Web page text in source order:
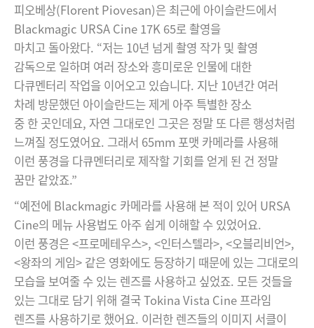
피오베상(Florent Piovesan)은 최근에 아이슬란드에서
Blackmagic URSA Cine 17K 65로 촬영을
마치고 돌아왔다. “저는 10년 넘게 촬영 작가 및 촬영
감독으로 일하며 여러 장소와 흥미로운 인물에 대한
다큐멘터리 작업을 이어오고 있습니다. 지난 10년간 여러
차례 방문했던 아이슬란드는 제게 아주 특별한 장소
중 한 곳인데요, 자연 그대로인 그곳은 정말 또 다른 행성처럼
느껴질 정도였어요. 그래서 65mm 포맷 카메라를 사용해
이런 풍경을 다큐멘터리로 제작할 기회를 얻게 된 건 정말
꿈만 같았죠.”
“예전에 Blackmagic 카메라를 사용해 본 적이 있어 URSA
Cine의 메뉴 사용법도 아주 쉽게 이해할 수 있었어요.
이런 풍경은 <프로메테우스>, <인터스텔라>, <오블리비언>,
<왕좌의 게임> 같은 영화에도 등장하기 때문에 있는 그대로의
모습을 보여줄 수 있는 렌즈를 사용하고 싶었죠. 모든 것들을
있는 그대로 담기 위해 결국 Tokina Vista Cine 프라임
렌즈를 사용하기로 했어요. 이러한 렌즈들의 이미지 서클이